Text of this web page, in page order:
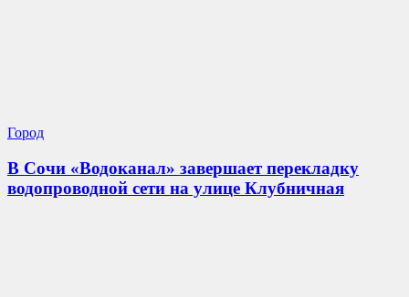
Город
В Сочи «Водоканал» завершает перекладку
водопроводной сети на улице Клубничная